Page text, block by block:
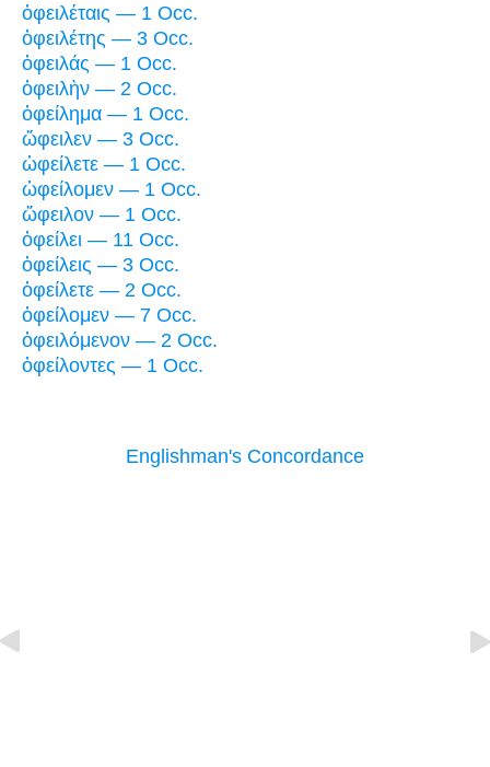
ὀφειλέταις — 1 Occ.
ὀφειλέτης — 3 Occ.
ὀφειλάς — 1 Occ.
ὀφειλὴν — 2 Occ.
ὀφείλημα — 1 Occ.
ὤφειλεν — 3 Occ.
ὠφείλετε — 1 Occ.
ὠφείλομεν — 1 Occ.
ὤφειλον — 1 Occ.
ὀφείλει — 11 Occ.
ὀφείλεις — 3 Occ.
ὀφείλετε — 2 Occ.
ὀφείλομεν — 7 Occ.
ὀφειλόμενον — 2 Occ.
ὀφείλοντες — 1 Occ.
Englishman's Concordance